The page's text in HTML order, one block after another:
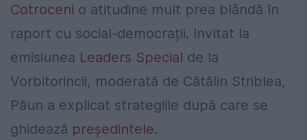
Cotroceni o atitudine mult prea blândă în
raport cu social-democrații. Invitat la
emisiunea Leaders Special de la
Vorbitorincii, moderată de Cătălin Striblea,
Păun a explicat strategiile după care se
ghidează președintele.